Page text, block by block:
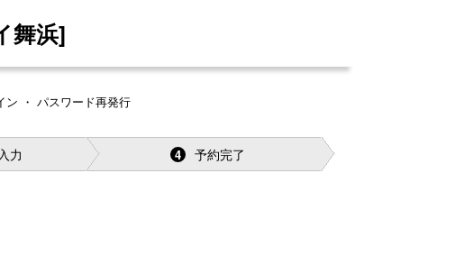
舞浜]
ン ・ パスワード再発行
力 4 予約完了